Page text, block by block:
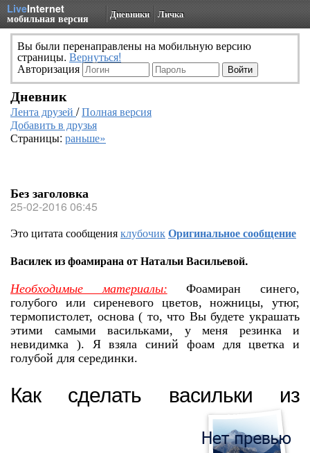
LiveInternet
мобильная версия Дневники Личка
Вы были перенаправлены на мобильную версию
страницы. Вернуться!
Авторизация
Дневник
Лента друзей /Полная версия
Добавить в друзья
Страницы: раньше»
Без заголовка
25-02-2016 06:45
Это цитата сообщенияклубочикОригинальное сообщение
Василек из фоамирана от Натальи Васильевой.
Необходимые материалы:
Фоамиран синего,
голубого или сиреневого цветов, ножницы, утюг,
термопистолет, основа ( то, что Вы будете украшать
этими самыми васильками, у меня резинка и
невидимка ). Я взяла синий фоам для цветка и
голубой для серединки.
Как сделать васильки из